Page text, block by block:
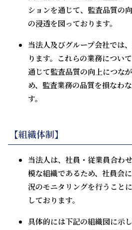
ションを通じて、監査品質の
の浸透を図っております。
当法人及びグループ会社では
ります。これらの業務につい
通じて監査品質の向上につな
め、監査業務の品質を損なわ
す。
【組織体制】
当法人は、社員・従業員合わ
模な組織であるため、社員会
況のモニタリングを行うこと
しております。
具体的には下記の組織図に示